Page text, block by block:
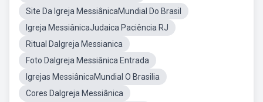
Site Da Igreja MessiânicaMundial Do Brasil
Igreja MessiânicaJudaica Paciência RJ
Ritual DaIgreja Messianica
Foto DaIgreja Messiânica Entrada
Igrejas MessiânicaMundial O Brasilia
Cores DaIgreja Messiânica